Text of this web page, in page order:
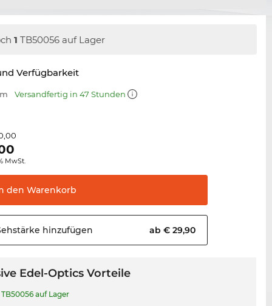
1 TB50056 auf Lager
Verfügbarkeit
Versandfertig in 47 Stunden
MwSt.
den Warenkorb
hinzufügen ab € 29,90
Edel-Optics Vorteile
TB50056 auf Lager